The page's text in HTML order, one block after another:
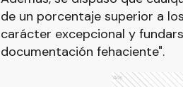
de un porcentaje superior a
carácter excepcional y
documentación fehaciente".
Ads